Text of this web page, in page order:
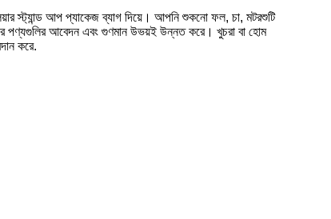
স্ট্যান্ড আপ প্যাকেজ ব্যাগ দিয়ে। আপনি শুকনো ফল, চা, মটরশুটি
পণ্যগুলির আবেদন এবং গুণমান উভয়ই উন্নত করে। খুচরা বা হোম
করে.